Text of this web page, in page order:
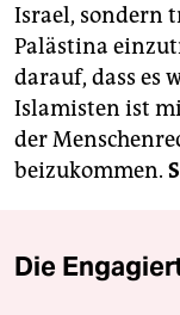
Israel, sondern
Palästina
darauf, dass es
Islamisten ist
der
beizukommen.
Die